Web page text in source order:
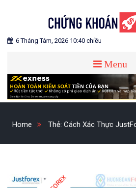
CHỨNG KHOÁN
Blog chia sẻ về Chứng Khoán và Forex
6 Tháng Tám, 2026 10:40 chiều
Menu
Home Thẻ: Cách Xác Thực